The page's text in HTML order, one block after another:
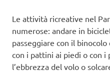
Le attività ricreative nel
numerose: andare in
passeggiare con il
con i pattini ai piedi o con i
l’ebbrezza del volo o